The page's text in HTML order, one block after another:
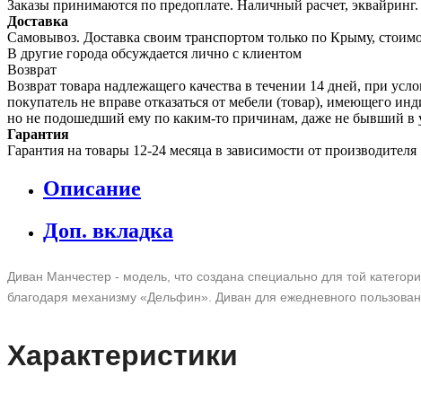
Заказы принимаются по предоплате. Наличный расчет,
Доставка
Самовывоз. Доставка своим транспортом только по Крыму,
В другие города обсуждается лично с клиентом
Возврат
Возврат товара надлежащего качества в течении 14 дней, при
покупатель не вправе отказаться от мебели (товар), имеющего
но не подошедший eмy по каким-то причинам, даже не бывший в
Гарантия
Гарантия на товары 12-24 месяца в зависимости от производителя
Описание
Доп. вкладка
Диван Манчестер - модель, что создана специально для той
благодаря механизму «Дельфин». Диван для ежедневного
Характеристики